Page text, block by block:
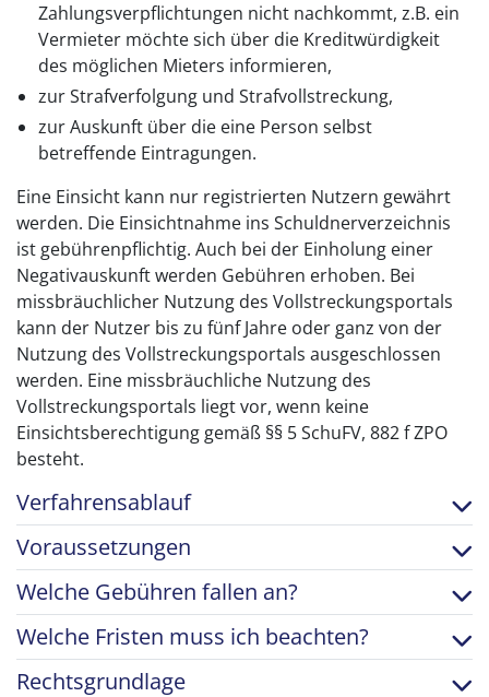
Zahlungsverpflichtungen nicht nachkommt, z.B. ein
Vermieter möchte sich über die Kreditwürdigkeit
des möglichen Mieters informieren,
zur Strafverfolgung und Strafvollstreckung,
zur Auskunft über die eine Person selbst
betreffende Eintragungen.
Eine Einsicht kann nur registrierten Nutzern gewährt
werden. Die Einsichtnahme ins Schuldnerverzeichnis
ist gebührenpflichtig. Auch bei der Einholung einer
Negativauskunft werden Gebühren erhoben. Bei
missbräuchlicher Nutzung des Vollstreckungsportals
kann der Nutzer bis zu fünf Jahre oder ganz von der
Nutzung des Vollstreckungsportals ausgeschlossen
werden. Eine missbräuchliche Nutzung des
Vollstreckungsportals liegt vor, wenn keine
Einsichtsberechtigung gemäß §§ 5 SchuFV, 882 f ZPO
besteht.
Verfahrensablauf
Voraussetzungen
Welche Gebühren fallen an?
Welche Fristen muss ich beachten?
Rechtsgrundlage